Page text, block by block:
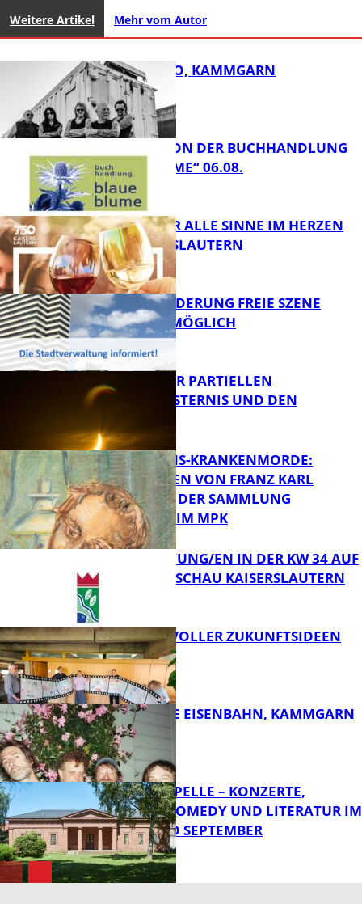
Weitere Artikel Mehr vom Autor
ROSE TATTOO, KAMMGARN
FB Kultur
LESETIPPS VON DER BUCHHANDLUNG
„BLAUE BLUME“ 06.08.
FB Kultur
GENÜSSE FÜR ALLE SINNE IM HERZEN
VON KAISERSLAUTERN
PROJEKTFÖRDERUNG FREIE SZENE
WEITERHIN MÖGLICH
Bildung
VORTRAG ZUR PARTIELLEN
SONNENFINSTERNIS UND DEN
PERSEIDEN
OPFER DER NS-KRANKENMORDE:
ZEICHNUNGEN VON FRANZ KARL
BÜHLER AUS DER SAMMLUNG
PRINZHORN IM MPK
FB Kultur
VERANSTALTUNG/EN IN DER KW 34 AUF
DER GARTENSCHAU KAISERSLAUTERN
FB Kultur
FILMROLLE VOLLER ZUKUNFTSIDEEN
FB Kultur
DIE HÖCHSTE EISENBAHN, KAMMGARN
FRIEDENSKAPELLE – KONZERTE,
KABARETT, COMEDY UND LITERATUR IM
AUGUST UND SEPTEMBER